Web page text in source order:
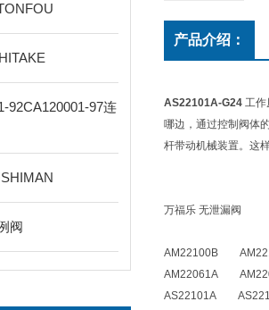
92CA120001-97连
阀
产品介绍：
AS22101A-G24 工作
哪边，通过控制阀体
杆带动机械装置。这
万福乐 无泄漏阀
AM22100B
AM22061A
AS22101A